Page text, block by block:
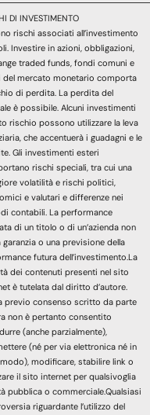
DI INVESTIMENTO
rischi associati all’investimento
Investire in azioni, obbligazioni,
traded funds, fondi comuni e
del mercato monetario comporta
di perdita. La perdita del
è possibile. Alcuni investimenti
rischio possono utilizzare la leva
che accentuerà i guadagni e le
Gli investimenti esteri
rischi speciali, tra cui una
volatilità e rischi politici,
e valutari e differenze nei
contabili. La performance
di un titolo o di un’azienda non
garanzia o una previsione della
futura dell’investimento.La
dei contenuti presenti nel sito
è tutelata dal diritto d’autore.
previo consenso scritto da parte
non è pertanto consentito
(anche parzialmente),
(né per via elettronica né in
modificare, stabilire link o
il sito internet per qualsivoglia
pubblica o commerciale.Qualsiasi
riguardante l’utilizzo del